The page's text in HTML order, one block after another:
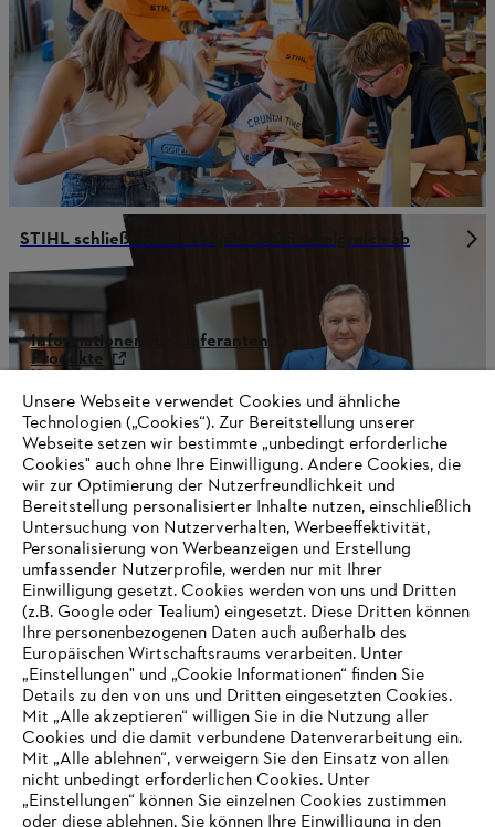
STIHL schließt Geschäftsjahr 2025 erfolgreich ab
Informationen für Lieferanten
Produkte
Kontakt
Karriere
Hinweisgebersystem
AUSZEICHNUNGEN
Unsere Webseite verwendet Cookies und ähnliche
Technologien („Cookies“). Zur Bereitstellung unserer
Webseite setzen wir bestimmte „unbedingt erforderliche
Cookies" auch ohne Ihre Einwilligung. Andere Cookies, die
wir zur Optimierung der Nutzerfreundlichkeit und
Bereitstellung personalisierter Inhalte nutzen, einschließlich
Untersuchung von Nutzerverhalten, Werbeeffektivität,
Personalisierung von Werbeanzeigen und Erstellung
umfassender Nutzerprofile, werden nur mit Ihrer
Einwilligung gesetzt. Cookies werden von uns und Dritten
(z.B. Google oder Tealium) eingesetzt. Diese Dritten können
Ihre personenbezogenen Daten auch außerhalb des
Europäischen Wirtschaftsraums verarbeiten. Unter
„Einstellungen" und „Cookie Informationen“ finden Sie
Details zu den von uns und Dritten eingesetzten Cookies.
Mit „Alle akzeptieren“ willigen Sie in die Nutzung aller
Cookies und die damit verbundene Datenverarbeitung ein.
Mit „Alle ablehnen“, verweigern Sie den Einsatz von allen
nicht unbedingt erforderlichen Cookies. Unter
„Einstellungen“ können Sie einzelnen Cookies zustimmen